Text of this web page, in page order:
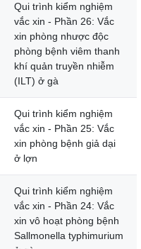
Qui trình kiểm nghiệm
vắc xin - Phần 26: Vắc
xin phòng nhược độc
phòng bệnh viêm thanh
khí quản truyền nhiễm
(ILT) ở gà
Qui trình kiểm nghiệm
vắc xin - Phần 25: Vắc
xin phòng bệnh giả dại
ở lợn
Qui trình kiểm nghiệm
vắc xin - Phần 24: Vắc
xin vô hoạt phòng bệnh
Sallmonella typhimurium